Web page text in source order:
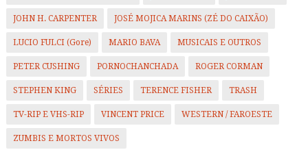
JOHN H. CARPENTER JOSÉ MOJICA MARINS (ZÉ DO CAIXÃO)
LUCIO FULCI (Gore) MARIO BAVA MUSICAIS E OUTROS
PETER CUSHING PORNOCHANCHADA ROGER CORMAN
STEPHEN KING SÉRIES TERENCE FISHER TRASH
TV-RIP E VHS-RIP VINCENT PRICE WESTERN / FAROESTE
ZUMBIS E MORTOS VIVOS